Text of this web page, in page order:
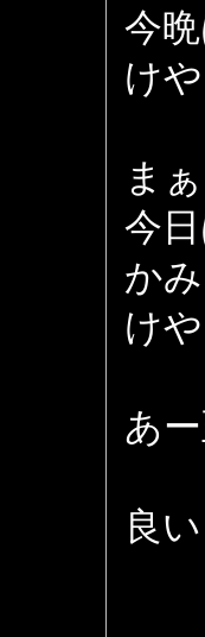
今
け
ま
今
か
け
あ
良